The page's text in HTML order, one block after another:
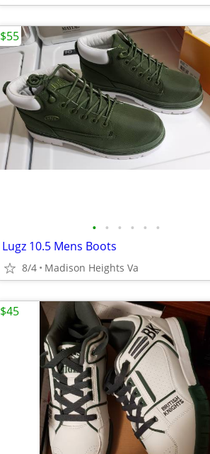
• • • • • •
Lugz 10.5 Mens Boots
8/4 Madison Heights Va
$55
$45